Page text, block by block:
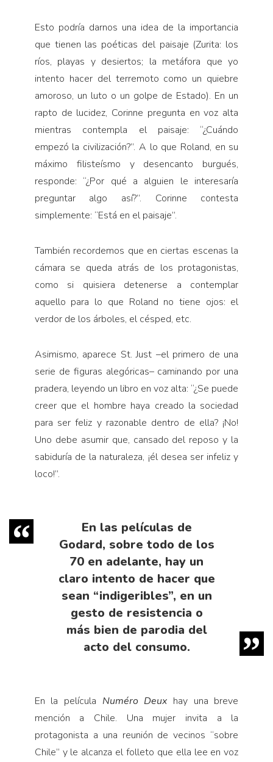
Esto podría darnos una idea de la importancia
que tienen las poéticas del paisaje (Zurita: los
ríos, playas y desiertos; la metáfora que yo
intento hacer del terremoto como un quiebre
amoroso, un luto o un golpe de Estado). En un
rapto de lucidez, Corinne pregunta en voz alta
mientras contempla el paisaje: “¿Cuándo
empezó la civilización?”. A lo que Roland, en su
máximo filisteísmo y desencanto burgués,
responde: “¿Por qué a alguien le interesaría
preguntar algo así?”. Corinne contesta
simplemente: “Está en el paisaje”.
También recordemos que en ciertas escenas la
cámara se queda atrás de los protagonistas,
como si quisiera detenerse a contemplar
aquello para lo que Roland no tiene ojos: el
verdor de los árboles, el césped, etc.
Asimismo, aparece St. Just –el primero de una
serie de figuras alegóricas– caminando por una
pradera, leyendo un libro en voz alta: “¿Se puede
creer que el hombre haya creado la sociedad
para ser feliz y razonable dentro de ella? ¡No!
Uno debe asumir que, cansado del reposo y la
sabiduría de la naturaleza, ¡él desea ser infeliz y
loco!”.
En las películas de
Godard, sobre todo de los
70 en adelante, hay un
claro intento de hacer que
sean “indigeribles”, en un
gesto de resistencia o
más bien de parodia del
acto del consumo.
En la película Numéro Deux hay una breve
mención a Chile. Una mujer invita a la
protagonista a una reunión de vecinos “sobre
Chile” y le alcanza el folleto que ella lee en voz